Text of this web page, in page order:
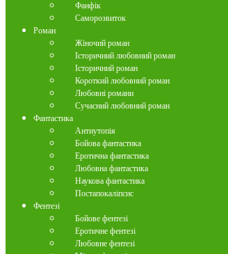
Фанфік
Саморозвиток
Роман
Жіночий роман
Історичний любовний роман
Історичний роман
Короткий любовний роман
Любовні романи
Сучасний любовний роман
Фантастика
Антиутопія
Бойова фантастика
Еротична фантастика
Любовна фантастика
Наукова фантастика
Постапокаліпсис
Фентезі
Бойове фентезі
Еротичне фентезі
Любовне фентезі